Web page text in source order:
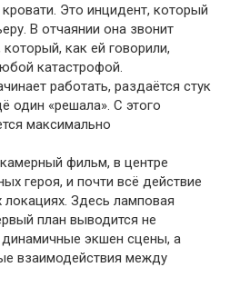
Это инцидент, который
В отчаянии она звонит
как ей говорили,
катастрофой.
работать, раздаётся стук
один «решала». С этого
максимально
фильм, в центре
героя, и почти всё действие
локациях. Здесь ламповая
план выводится не
экшен сцены, а
взаимодействия между